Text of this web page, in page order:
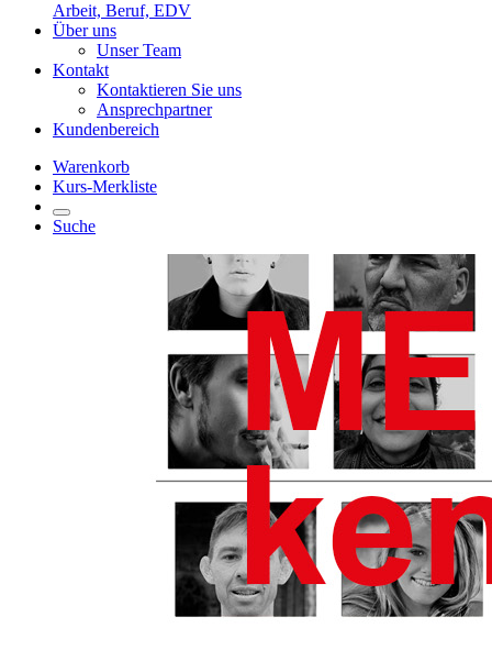
Arbeit, Beruf, EDV
Über uns
Unser Team
Kontakt
Kontaktieren Sie uns
Ansprechpartner
Kundenbereich
Warenkorb
Kurs-Merkliste
Suche